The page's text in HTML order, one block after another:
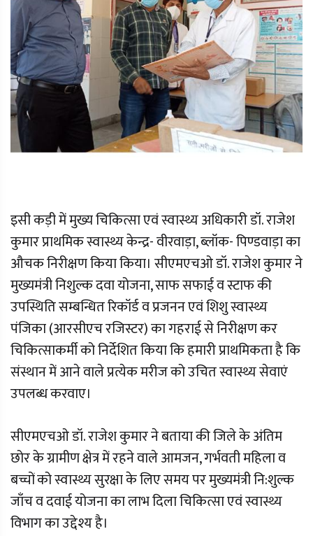
इसी कड़ी में मुख्य चिकित्सा एवं स्वास्थ्य अधिकारी डॉ. राजेश
कुमार प्राथमिक स्वास्थ्य केन्द्र- वीरवाड़ा, ब्लॉक- पिण्डवाड़ा का
औचक निरीक्षण किया किया। सीएमएचओ डॉ. राजेश कुमार ने
मुख्यमंत्री निशुल्क दवा योजना, साफ सफाई व स्टाफ की
उपस्थिति सम्बन्धित रिकॉर्ड व प्रजनन एवं शिशु स्वास्थ्य
पंजिका (आरसीएच रजिस्टर) का गहराई से निरीक्षण कर
चिकित्साकर्मी को निर्देशित किया कि हमारी प्राथमिकता है कि
संस्थान में आने वाले प्रत्येक मरीज को उचित स्वास्थ्य सेवाएं
उपलब्ध करवाए।
सीएमएचओ डॉ. राजेश कुमार ने बताया की जिले के अंतिम
छोर के ग्रामीण क्षेत्र में रहने वाले आमजन, गर्भवती महिला व
बच्चों को स्वास्थ्य सुरक्षा के लिए समय पर मुख्यमंत्री नि:शुल्क
जाँच व दवाई योजना का लाभ दिला चिकित्सा एवं स्वास्थ्य
विभाग का उद्देश्य है।